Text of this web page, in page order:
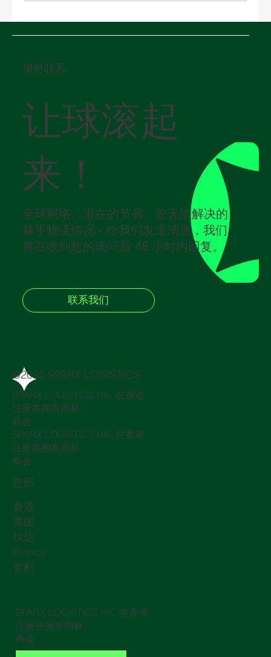
保持联系
让球滚起
来！
全球网络、潜在的节省、您无法解决的
棘手物流情况 - 给我们发送消息，我们
将在收到您的询问后 48 小时内回复。
联系我们
@2025 SPARX LOGISTICS
SPARX LOGISTICS HK, 在香港
注册并拥有商标。
商会
SPARX LOGISTICS HK, 在香港
注册并拥有商标。
商会
总部
香港
美国
坎达
France
智利
SPARX LOGISTICS HK, 在香港
注册并拥有商标。
商会